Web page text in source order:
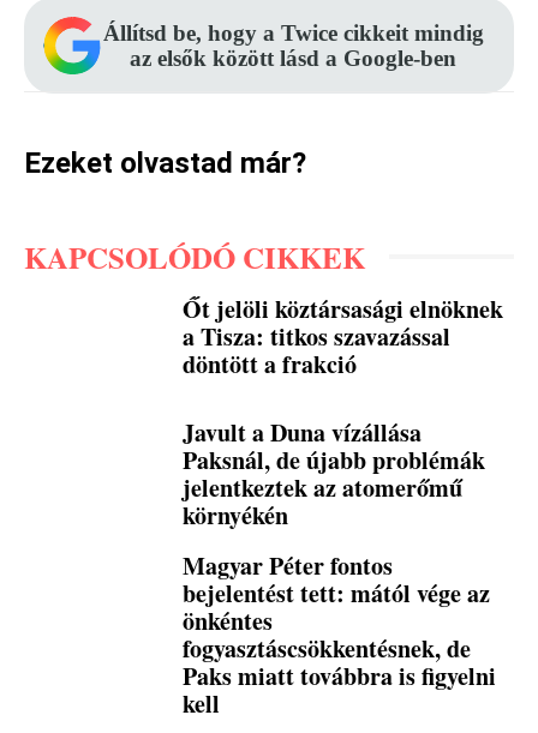
Állítsd be, hogy a Twice cikkeit mindig
az elsők között lásd a Google-ben
Ezeket olvastad már?
KAPCSOLÓDÓ CIKKEK
Őt jelöli köztársasági elnöknek
a Tisza: titkos szavazással
döntött a frakció
Javult a Duna vízállása
Paksnál, de újabb problémák
jelentkeztek az atomerőmű
környékén
Magyar Péter fontos
bejelentést tett: mától vége az
önkéntes
fogyasztáscsökkentésnek, de
Paks miatt továbbra is figyelni
kell